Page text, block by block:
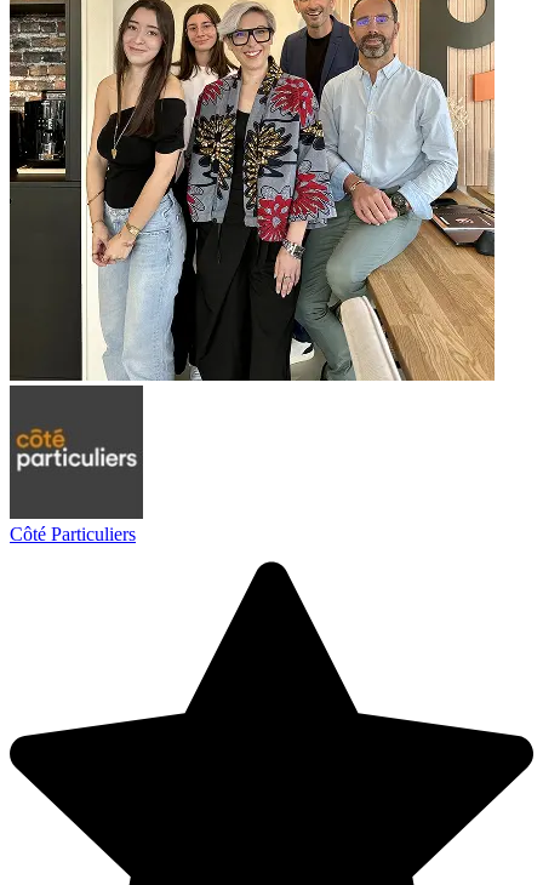
Côté Particuliers